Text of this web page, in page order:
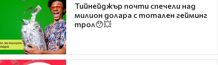
Тийнейджър почти спечели над
милион долара с тотален гейминг
трол😯💥